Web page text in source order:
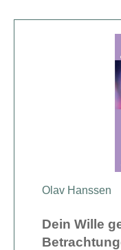
Olav Hanssen
Dein Wille